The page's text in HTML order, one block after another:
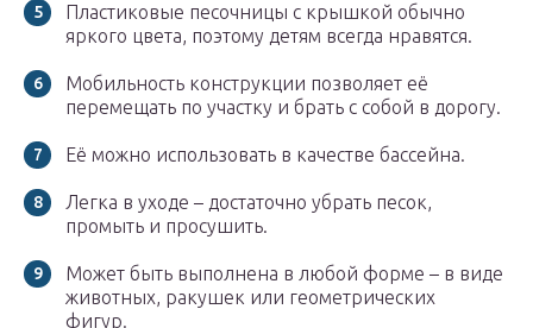
Пластиковые песочницы с крышкой обычно
яркого цвета, поэтому детям всегда нравятся.
Мобильность конструкции позволяет её
перемещать по участку и брать с собой в дорогу.
Её можно использовать в качестве бассейна.
Легка в уходе – достаточно убрать песок,
промыть и просушить.
Может быть выполнена в любой форме – в виде
животных, ракушек или геометрических
фигур.